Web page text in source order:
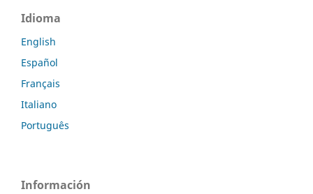
Idioma
English
Español
Français
Italiano
Português
Información